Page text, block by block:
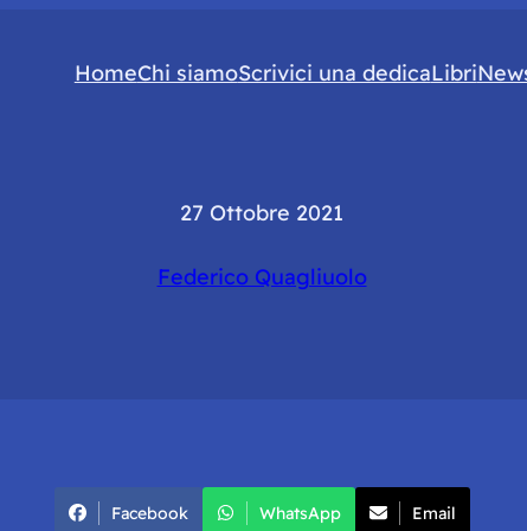
HomeChi siamoScrivici una dedicaLibri
27 Ottobre 2021
Federico Quagliuolo
Facebook WhatsApp Email